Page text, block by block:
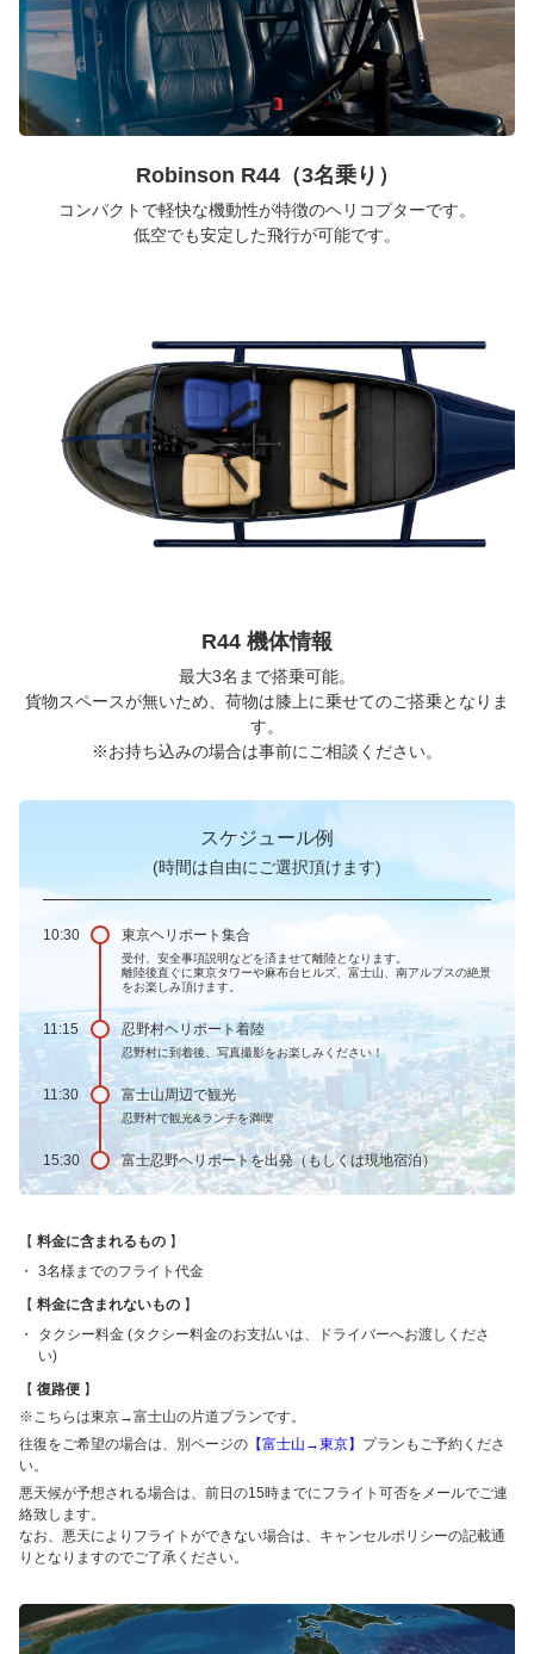
Robinson R44（3名乗り）
コンパクトで軽快な機動性が特徴のヘリコプターです。
低空でも安定した飛行が可能です。
R44 機体情報
最大3名まで搭乗可能。
貨物スペースが無いため、荷物は膝上に乗せてのご搭乗となりま
す。
※お持ち込みの場合は事前にご相談ください。
スケジュール例
(時間は自由にご選択頂けます)
10:30 東京ヘリポート集合
受付、安全事項説明などを済ませて離陸となります。
離陸後直ぐに東京タワーや麻布台ヒルズ、富士山、南アルプスの絶景
をお楽しみ頂けます。
11:15 忍野村ヘリポート着陸
忍野村に到着後、写真撮影をお楽しみください！
11:30 富士山周辺で観光
忍野村で観光&ランチを満喫
15:30 富士忍野ヘリポートを出発（もしくは現地宿泊）
料金に含まれるもの
3名様までのフライト代金
料金に含まれないもの
タクシー料金 (タクシー料金のお支払いは、ドライバーへお渡しくださ
い)
復路便
※こちらは東京→富士山の片道プランです。
往復をご希望の場合は、別ページの 【富士山→東京】 プランもご予約くださ
い。
悪天候が予想される場合は、前日の15時までにフライト可否をメールでご連
絡致します。
なお、悪天によりフライトができない場合は、キャンセルポリシーの記載通
りとなりますのでご了承ください。